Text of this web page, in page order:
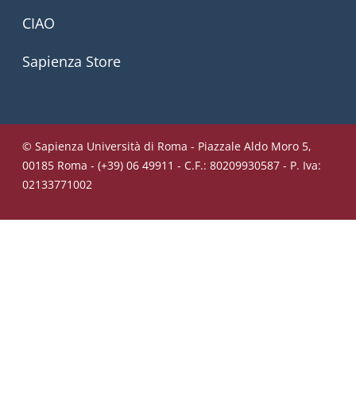
CIAO
Sapienza Store
© Sapienza Università di Roma - Piazzale Aldo Moro 5,
00185 Roma - (+39) 06 49911 - C.F.: 80209930587 - P. Iva:
02133771002